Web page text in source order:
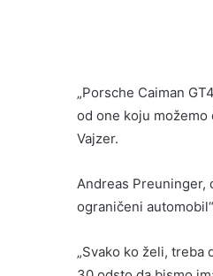
„Porsche Caiman
od one koju možemo
Vajzer.
Andreas Preuninger,
ograničeni
„Svako ko želi,